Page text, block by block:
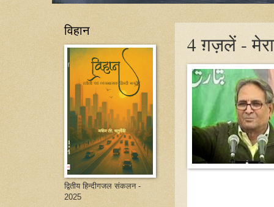
4 ग़ज़लें -
विहान
द्वितीय हिन्दीगजल संकलन -
2025